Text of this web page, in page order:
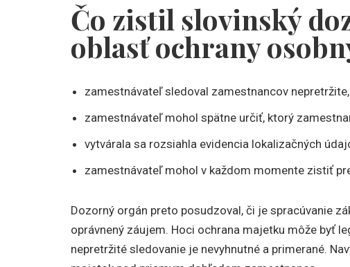
Čo zistil slovinský
oblasť ochrany
zamestnávateľ sledoval zamestnancov
zamestnávateľ mohol spätne určiť, ktorý
vytvárala sa rozsiahla evidencia lokalizačných
zamestnávateľ mohol v každom momente zistiť
Dozorný orgán preto posudzoval, či je spracúvanie
oprávnený záujem. Hoci ochrana majetku môže byť
nepretržité sledovanie je nevyhnutné a primerané.